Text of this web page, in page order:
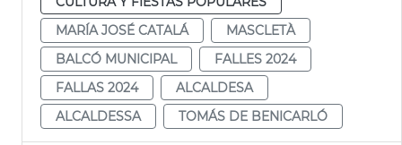
MARÍA JOSÉ CATALÁ
MASCLETÀ
BALCÓ MUNICIPAL
FALLES 2024
FALLAS 2024
ALCALDESA
ALCALDESSA
TOMÁS DE BENICARLÓ